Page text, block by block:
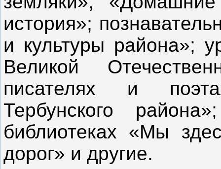
история»;
и культуры района»;
Великой
писателях и
Тербунского
библиотеках «Мы
дорог» и другие.